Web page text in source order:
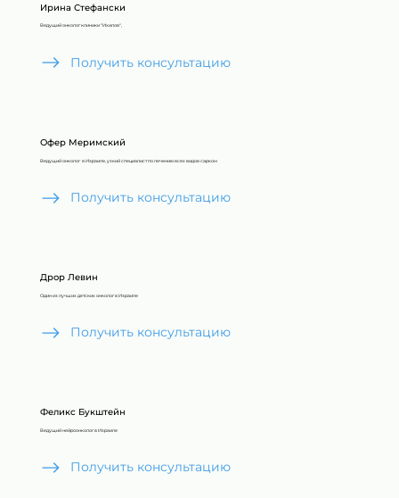
Ирина Стефански
Ведущий онколог клиники "Ихилов",
Получить консультацию
Офер Меримский
Ведущий онколог в Израиле, узкий специалист по лечению всех видов сарком
Получить консультацию
Дрор Левин
Один из лучших детских онколог в Израиле
Получить консультацию
Феликс Букштейн
Ведущий нейроонколог в Израиле
Получить консультацию